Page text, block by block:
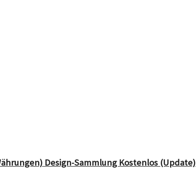
Design-Sammlung Kostenlos (Update)